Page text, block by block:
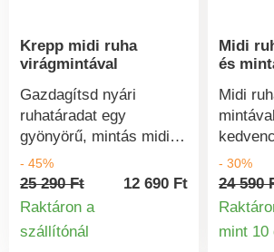
Krepp midi ruha
virágmintával
Gazdagítsd nyári
ruhatáradat egy
gyönyörű, mintás midi
ruhával. Midi glamour
szabásvonal. Kerek
nyakkivágás hasítékkal
Húzózsinór bojtos
- 45%
25 290 Ft
12 690 Ft
Raktáron a
szállítónál
Termékinformációk
Midi
és
Midi
nyakú.
ruha.
bojtos,
- 30%
24 590
mint 10